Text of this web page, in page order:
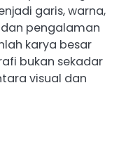
garis, warna,
pengalaman
karya besar
bukan sekadar
visual dan